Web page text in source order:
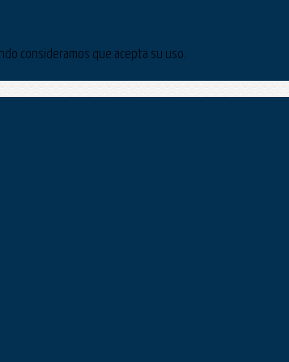
consideramos que acepta su uso.